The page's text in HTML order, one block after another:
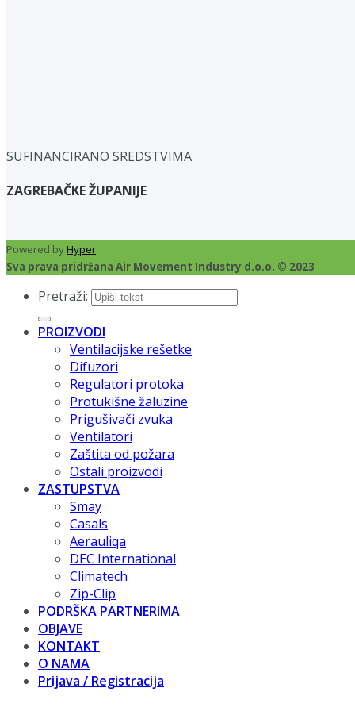
SUFINANCIRANO SREDSTVIMA
ZAGREBAČKE ŽUPANIJE
Powered byHyper
Sva prava pridržana Air Movement Industry d.o.o. © 2023
Pretraži:
PROIZVODI
Ventilacijske rešetke
Difuzori
Regulatori protoka
Protukišne žaluzine
Prigušivači zvuka
Ventilatori
Zaštita od požara
Ostali proizvodi
ZASTUPSTVA
Smay
Casals
Aerauliqa
DEC International
Climatech
Zip-Clip
PODRŠKA PARTNERIMA
OBJAVE
KONTAKT
O NAMA
Prijava / Registracija